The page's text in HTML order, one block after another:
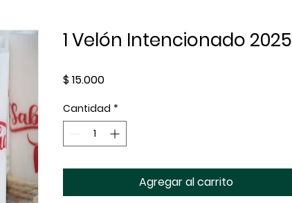
1 Velón Intencionado 2025
$ 15.000Precio
Cantidad *
Agregar al carrito